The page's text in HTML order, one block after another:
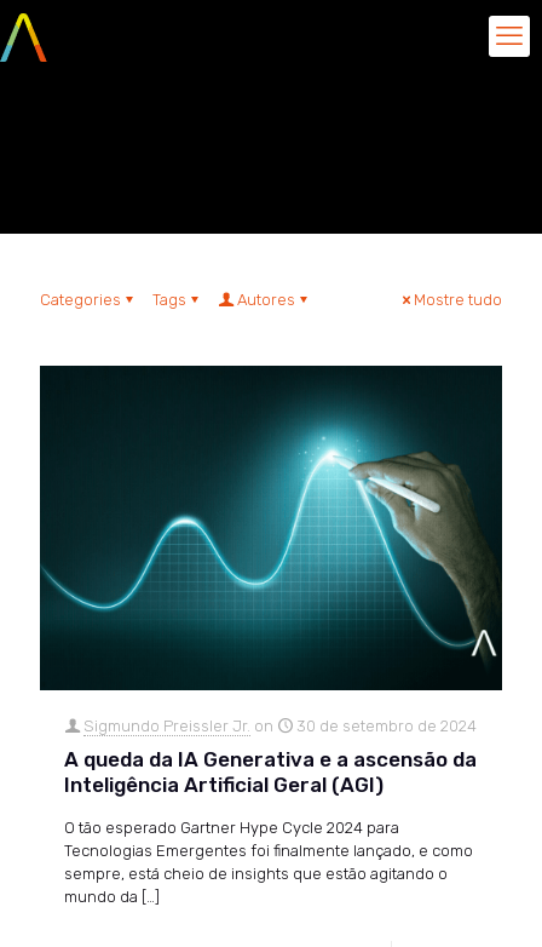
Categories Tags Autores Mostre tudo
Sigmundo Preissler Jr. on 30 de setembro de 2024
A queda da IA Generativa e a ascensão da
Inteligência Artificial Geral (AGI)
O tão esperado Gartner Hype Cycle 2024 para
Tecnologias Emergentes foi finalmente lançado, e como
sempre, está cheio de insights que estão agitando o
mundo da